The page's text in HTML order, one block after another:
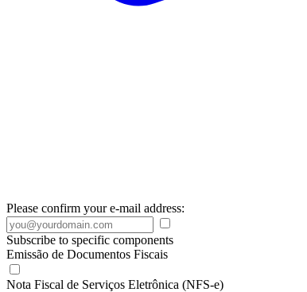
Please confirm your e-mail address:
Subscribe to specific components
Emissão de Documentos Fiscais
Nota Fiscal de Serviços Eletrônica (NFS-e)